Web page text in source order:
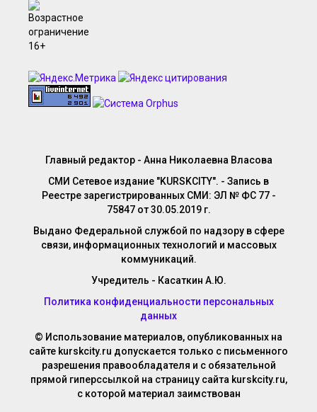
Главный редактор - Анна Николаевна Власова
СМИ Сетевое издание "KURSKCITY". - Запись в
Реестре зарегистрированных СМИ: ЭЛ № ФС 77 -
75847 от 30.05.2019 г.
Выдано Федеральной службой по надзору в сфере
связи, информационных технологий и массовых
коммуникаций.
Учредитель - Касаткин А.Ю.
Политика конфиденциальности персональных
данных
© Использование материалов, опубликованных на
сайте kurskcity.ru допускается только с письменного
разрешения правообладателя и с обязательной
прямой гиперссылкой на страницу сайта kurskcity.ru,
с которой материал заимствован